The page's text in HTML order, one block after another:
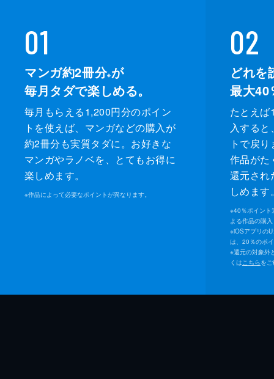
01
マンガ約2冊分※が
毎月タダで楽しめる。
毎月もらえる1,200円分のポイン
トを使えば、マンガなどの購入が
約2冊分も実質タダに。お好きな
マンガやラノベを、とてもお得に
楽しめます。
※作品によって必要なポイントが異なります。
02
どれを
最大40
たとえ
入する
トで戻
作品がた
還元され
しめます
※40％ポイント
よる作品の購
※iOSアプリの
は、20％のポ
※還元の対象外
くはこちらを